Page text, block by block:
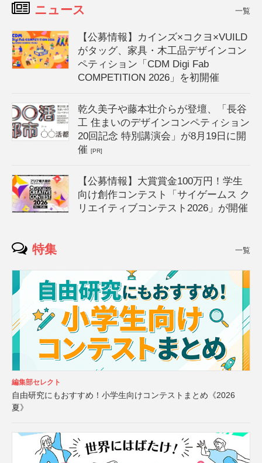
ニュース 一覧
【公募情報】カインズ×コクヨ×VUILD
がタッグ、家具・木工品デザインコン
ペティション「CDM Digi Fab
COMPETITION 2026」を初開催
乾久美子や藤本壮介らが登壇、「長谷
工 住まいのデザインコンペティション
20回記念 特別講演会」が8月19日に開
催[PR]
【公募情報】大賞賞金100万円！学生
向け創作コンテスト「サイゲームス ク
リエイティブコンテスト2026」が開催
特集 一覧
編集部セレクト
自由研究にもおすすめ！小学生向けコンテストまとめ《2026
夏》